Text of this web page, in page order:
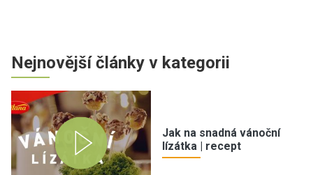
Nejnovější články v kategorii
Jak na snadná vánoční
lízátka | recept